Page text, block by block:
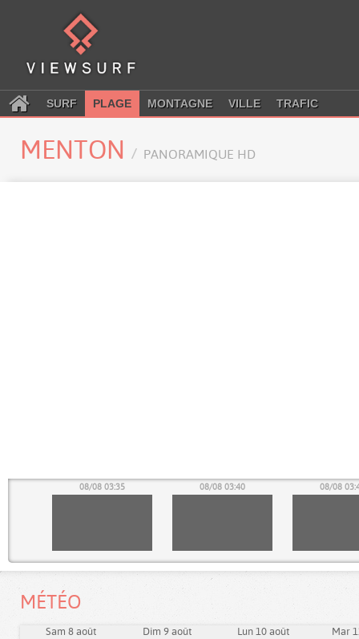
SURF PLAGE MONTAGNE VILLE TRAFIC
MENTON PANORAMIQUE HD
08/08 03:35 08/08 03:40 08/08
MÉTÉO
Sam 8 août Dim 9 août Lun 10 août Mar